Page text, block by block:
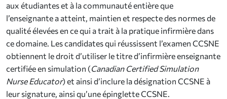
aux étudiantes et à la communauté entière que
l’enseignante a atteint, maintien et respecte des normes de
qualité élevées en ce qui a trait à la pratique infirmière dans
ce domaine. Les candidates qui réussissent l’examen CCSNE
obtiennent le droit d’utiliser le titre d’infirmière enseignante
certifiée en simulation (Canadian Certified Simulation
Nurse Educator) et ainsi d’inclure la désignation CCSNE à
leur signature, ainsi qu’une épinglette CCSNE.